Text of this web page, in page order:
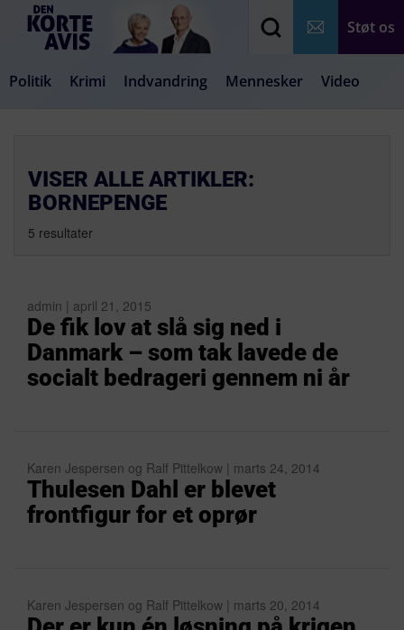
Støt os
Politik Krimi Indvandring Mennesker Video
VISER ALLE ARTIKLER:
BORNEPENGE
5 resultater
admin | april 21, 2015
De fik lov at slå sig ned i
Danmark – som tak lavede de
socialt bedrageri gennem ni år
Karen Jespersen og Ralf Pittelkow | marts 24, 2014
Thulesen Dahl er blevet
frontfigur for et oprør
Karen Jespersen og Ralf Pittelkow | marts 20, 2014